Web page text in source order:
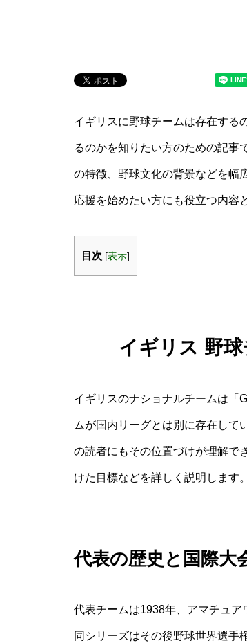
イギリスに野球チームは存在する
るのかを知りたい方のための記事
の特徴、野球文化の背景などを幅
応援を始めたい方にも役立つ内容
目次 [表示]
イギリス 野
イギリスのナショナルチームは「
ムが国内リーグとは別に存在して
の読者にもその位置づけが理解で
けた目標などを詳しく説明します。
代表の歴史と国際大
代表チームは1938年、アマチュア
同シリーズはその後野球世界選手